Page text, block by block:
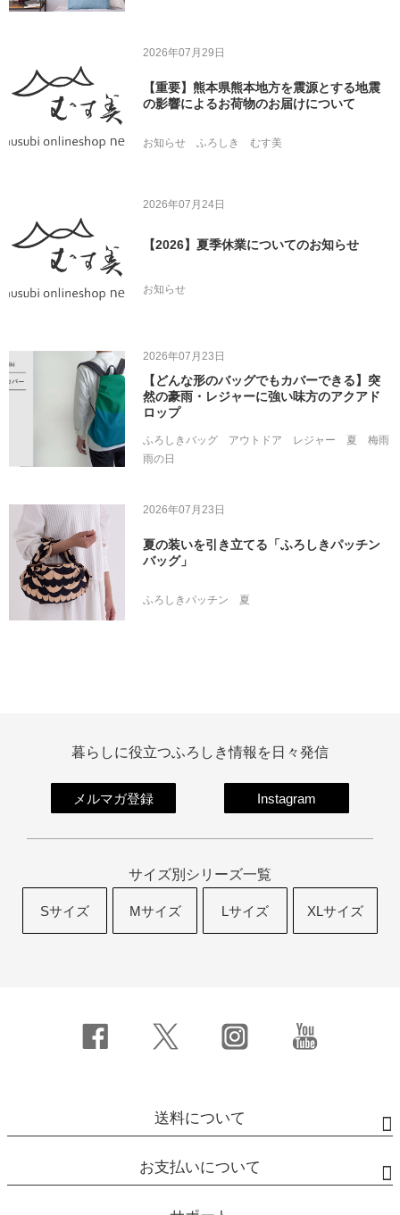
2026年07月29日
【重要】熊本県熊本地方を震源とする地震
の影響によるお荷物のお届けについて
お知らせ ふろしき むす美
2026年07月24日
【2026】夏季休業についてのお知らせ
お知らせ
2026年07月23日
【どんな形のバッグでもカバーできる】突
然の豪雨・レジャーに強い味方のアクアド
ロップ
ふろしきバッグ アウトドア レジャー 夏
梅雨
雨の日
2026年07月23日
夏の装いを引き立てる「ふろしきパッチン
バッグ」
ふろしきパッチン 夏
暮らしに役立つふろしき情報を日々発信
メルマガ登録 Instagram
サイズ別シリーズ一覧
Sサイズ Mサイズ Lサイズ XLサイズ
送料について
お支払いについて